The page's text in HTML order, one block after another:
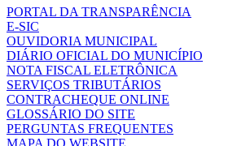
PORTAL DA TRANSPARÊNCIA
E-SIC
OUVIDORIA MUNICIPAL
DIÁRIO OFICIAL DO MUNICÍPIO
NOTA FISCAL ELETRÔNICA
SERVIÇOS TRIBUTÁRIOS
CONTRACHEQUE ONLINE
GLOSSÁRIO DO SITE
PERGUNTAS FREQUENTES
MAPA DO WEBSITE